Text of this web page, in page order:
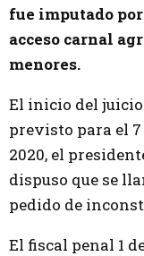
fue imputado
acceso carnal
menores.
El inicio del
previsto para el 7
2020, el
dispuso que se
pedido de
El fiscal penal 1